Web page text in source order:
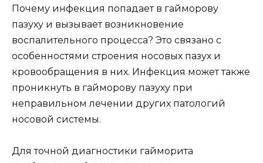
Почему инфекция попадает в гайморову
пазуху и вызывает возникновение
воспалительного процесса? Это связано с
особенностями строения носовых пазух и
кровообращения в них. Инфекция может также
проникнуть в гайморову пазуху при
неправильном лечении других патологий
носовой системы.
Для точной диагностики гайморита